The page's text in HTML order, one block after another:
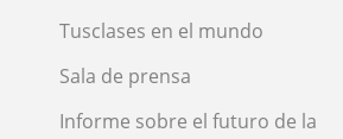
Tusclases en el mundo
Sala de prensa
Informe sobre el futuro de la